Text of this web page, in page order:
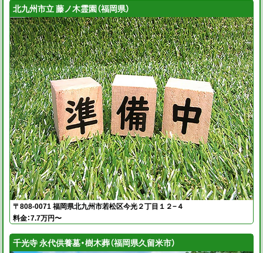
北九州市立 藤ノ木霊園（福岡県）
〒808-0071 福岡県北九州市若松区今光２丁目１２−４
料金：7.7万円〜
千光寺 永代供養墓・樹木葬（福岡県久留米市）